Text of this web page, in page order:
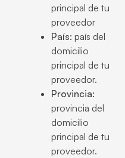
principal de tu
proveedor
País: país del
domicilio
principal de tu
proveedor.
Provincia:
provincia del
domicilio
principal de tu
proveedor.